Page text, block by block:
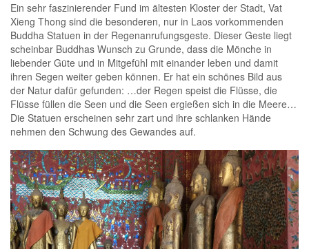
Ein sehr faszinierender Fund im ältesten Kloster der Stadt, Vat
Xieng Thong sind die besonderen, nur in Laos vorkommenden
Buddha Statuen in der Regenanrufungsgeste. Dieser Geste liegt
scheinbar Buddhas Wunsch zu Grunde, dass die Mönche in
liebender Güte und in Mitgefühl mit einander leben und damit
ihren Segen weiter geben können. Er hat ein schönes Bild aus
der Natur dafür gefunden: …der Regen speist die Flüsse, die
Flüsse füllen die Seen und die Seen ergießen sich in die Meere…
Die Statuen erscheinen sehr zart und ihre schlanken Hände
nehmen den Schwung des Gewandes auf.